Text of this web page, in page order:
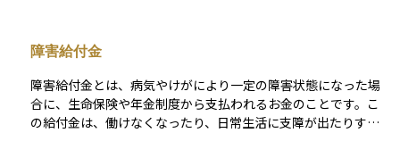
険料納付要件を満たしていること、そして障害の程度が法律で
定められた等級に該当することが必要です。障害年金には「障
害基礎年金」と「障害厚生年金」の2種類があり、どの年金制度
に加入していたかによって対象や支給額が異なります。これは
障害を抱えながらも暮らしていく人の経済的な支えとなる大切
障害給付金
障害給付金とは、病気やけがにより一定の障害状態になった場
合に、生命保険や年金制度から支払われるお金のことです。こ
の給付金は、働けなくなったり、日常生活に支障が出たりする